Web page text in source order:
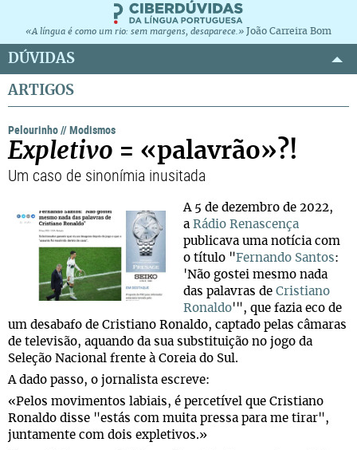
«A língua é como um rio: sem margens, desaparece.» João Carreira Bom
DÚVIDAS
ARTIGOS
Pelourinho//Modismos
Expletivo = «palavrão»?!
Um caso de sinonímia inusitada
A 5 de dezembro de 2022,
a Rádio Renascença
publicava uma notícia com
o título "Fernando Santos:
'Não gostei mesmo nada
das palavras de Cristiano
Ronaldo'", que fazia eco de
um desabafo de Cristiano Ronaldo, captado pelas câmaras
de televisão, aquando da sua substituição no jogo da
Seleção Nacional frente à Coreia do Sul.
A dado passo, o jornalista escreve:
«Pelos movimentos labiais, é percetível que Cristiano
Ronaldo disse "estás com muita pressa para me tirar",
juntamente com dois expletivos.»